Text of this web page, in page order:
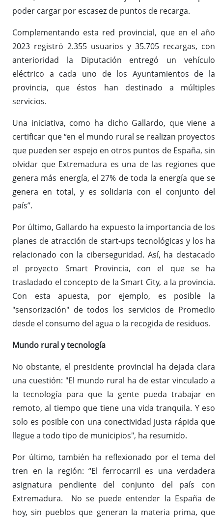
poder cargar por escasez de puntos de recarga.
Complementando esta red provincial, que en el año
2023 registró 2.355 usuarios y 35.705 recargas, con
anterioridad la Diputación entregó un vehículo
eléctrico a cada uno de los Ayuntamientos de la
provincia, que éstos han destinado a múltiples
servicios.
Una iniciativa, como ha dicho Gallardo, que viene a
certificar que “en el mundo rural se realizan proyectos
que pueden ser espejo en otros puntos de España, sin
olvidar que Extremadura es una de las regiones que
genera más energía, el 27% de toda la energía que se
genera en total, y es solidaria con el conjunto del
país”.
Por último, Gallardo ha expuesto la importancia de los
planes de atracción de start-ups tecnológicas y los ha
relacionado con la ciberseguridad. Así, ha destacado
el proyecto Smart Provincia, con el que se ha
trasladado el concepto de la Smart City, a la provincia.
Con esta apuesta, por ejemplo, es posible la
"sensorización" de todos los servicios de Promedio
desde el consumo del agua o la recogida de residuos.
Mundo rural y tecnología
No obstante, el presidente provincial ha dejada clara
una cuestión: "El mundo rural ha de estar vinculado a
la tecnología para que la gente pueda trabajar en
remoto, al tiempo que tiene una vida tranquila. Y eso
solo es posible con una conectividad justa rápida que
llegue a todo tipo de municipios", ha resumido.
Por último, también ha reflexionado por el tema del
tren en la región: “El ferrocarril es una verdadera
asignatura pendiente del conjunto del país con
Extremadura. No se puede entender la España de
hoy, sin pueblos que generan la materia prima, que